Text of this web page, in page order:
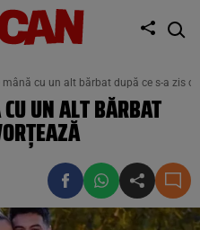
mână cu un alt bărbat după ce s-a zis
UN ALT BĂRBAT